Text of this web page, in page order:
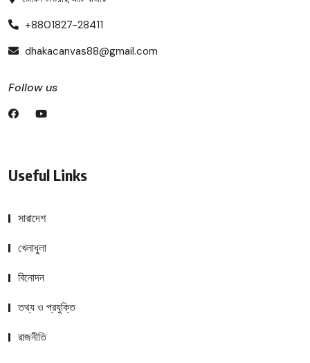
+8801827-28411
dhakacanvas88@gmail.com
Follow us
Useful Links
সারাদেশ
খেলাধুলা
বিনোদন
তথ্য ও প্রযুক্তি
রাজনীতি